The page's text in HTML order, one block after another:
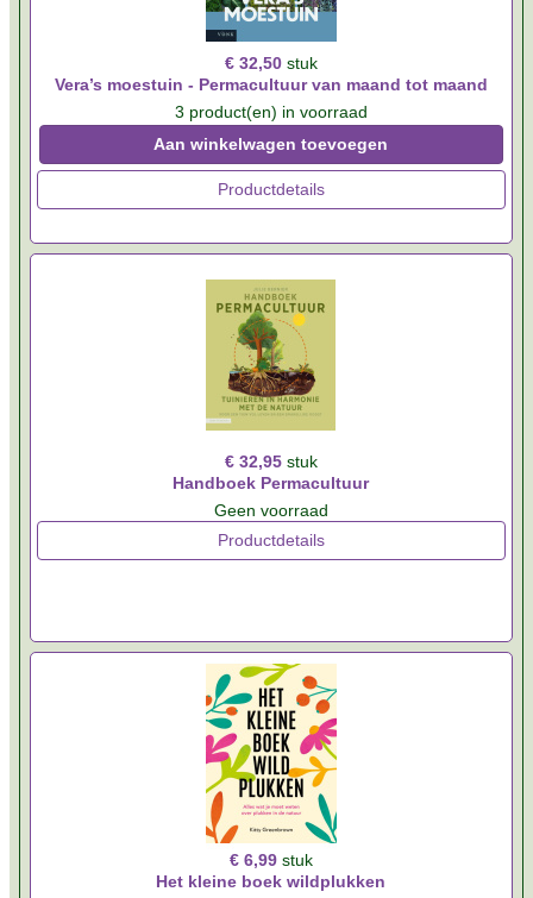
€ 32,50 stuk
Vera’s moestuin - Permacultuur van maand tot maand
3 product(en) in voorraad
Aan winkelwagen toevoegen
Productdetails
€ 32,95 stuk
Handboek Permacultuur
Geen voorraad
Productdetails
€ 6,99 stuk
Het kleine boek wildplukken